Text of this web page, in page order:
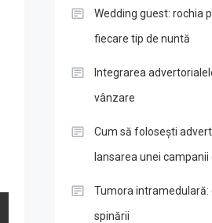
Wedding guest: rochia
fiecare tip de nuntă
Integrarea
vânzare
Cum să folosești
lansarea unei
Tumora intramedulară:
spinării